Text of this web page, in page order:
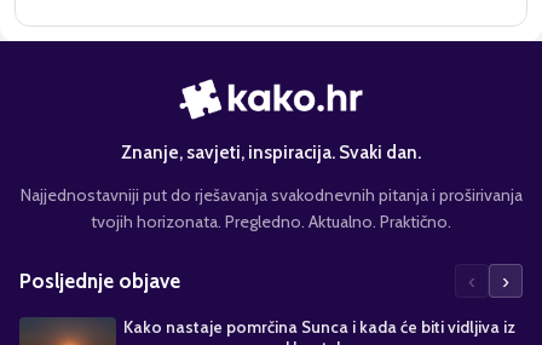
Znanje, savjeti, inspiracija. Svaki dan.
Najjednostavniji put do rješavanja svakodnevnih pitanja i proširivanja
tvojih horizonata. Pregledno. Aktualno. Praktično.
Posljednje objave ‹ ›
Kako nastaje pomrčina Sunca i kada će biti vidljiva iz